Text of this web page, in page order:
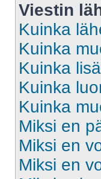
Viestin
Kuinka
Kuinka
Kuinka
Kuinka
Kuinka
Miksi en
Miksi en
Miksi en